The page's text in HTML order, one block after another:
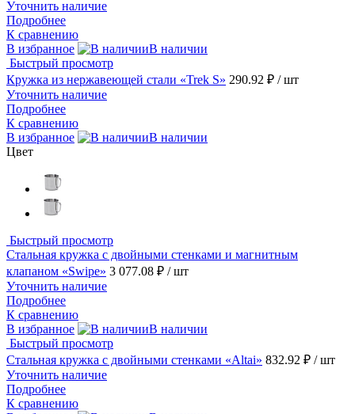
Уточнить наличие
Подробнее
К сравнению
В избранное
В наличии
Быстрый просмотр
Кружка из нержавеющей стали «Trek S» 290.92 ₽ / шт
Уточнить наличие
Подробнее
К сравнению
В избранное
В наличии
Цвет
Быстрый просмотр
Стальная кружка с двойными стенками и магнитным
клапаном «Swipe» 3 077.08 ₽ / шт
Уточнить наличие
Подробнее
К сравнению
В избранное
В наличии
Быстрый просмотр
Стальная кружка с двойными стенками «Altai» 832.92 ₽ / шт
Уточнить наличие
Подробнее
К сравнению